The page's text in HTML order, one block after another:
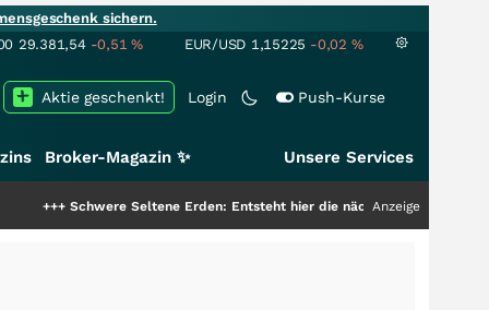
sichern.
29.381,54 -0,51% EUR/USD 1,15225 -0,02 %
Login Push-Kurse
Aktie geschenkt!
Broker-Magazin ✨ Unsere Services
Schwere Seltene Erden: Entsteht hier die nächste Milliardenstory?
Anzeige